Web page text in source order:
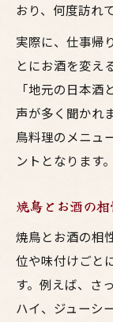
おり、何度訪れ
実際に、仕事帰
とにお酒を変え
「地元の日本
声が多く聞かれ
鳥料理のメニュ
ントとなります。
焼鳥とお酒の
焼鳥とお酒の相
位や味付けごと
す。例えば、さ
ハイ、ジューシ